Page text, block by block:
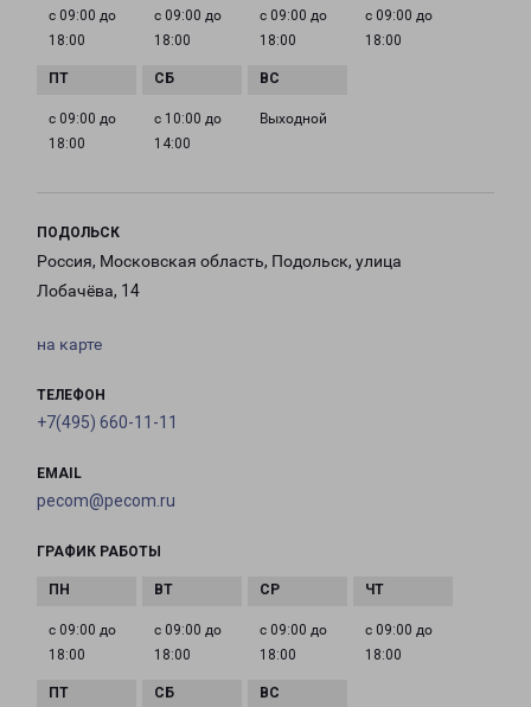
с 09:00 до
18:00
с 09:00 до
18:00
с 09:00 до
18:00
с 09:00 до
18:00
с 09:00 до
18:00
с 10:00 до
14:00
Выходной
ПОДОЛЬСК
Россия, Московская область, Подольск, улица
Лобачёва, 14
на карте
ТЕЛЕФОН
+7(495) 660-11-11
EMAIL
pecom@pecom.ru
ГРАФИК РАБОТЫ
с 09:00 до
18:00
с 09:00 до
18:00
с 09:00 до
18:00
с 09:00 до
18:00